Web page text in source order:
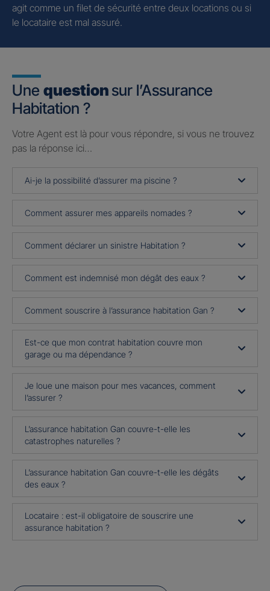
agit comme un filet de sécurité entre deux locations ou si
le locataire est mal assuré.
Une question sur l’Assurance
Habitation ?
Votre Agent est là pour vous répondre, si vous ne trouvez
pas la réponse ici…
Ai-je la possibilité d’assurer ma piscine ?
Comment assurer mes appareils nomades ?
Comment déclarer un sinistre Habitation ?
Comment est indemnisé mon dégât des eaux ?
Comment souscrire à l’assurance habitation Gan ?
Est-ce que mon contrat habitation couvre mon
garage ou ma dépendance ?
Je loue une maison pour mes vacances, comment
l’assurer ?
L’assurance habitation Gan couvre-t-elle les
catastrophes naturelles ?
L’assurance habitation Gan couvre-t-elle les dégâts
des eaux ?
Locataire : est-il obligatoire de souscrire une
assurance habitation ?